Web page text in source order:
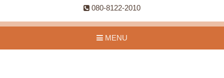
080-8122-2010
MENU